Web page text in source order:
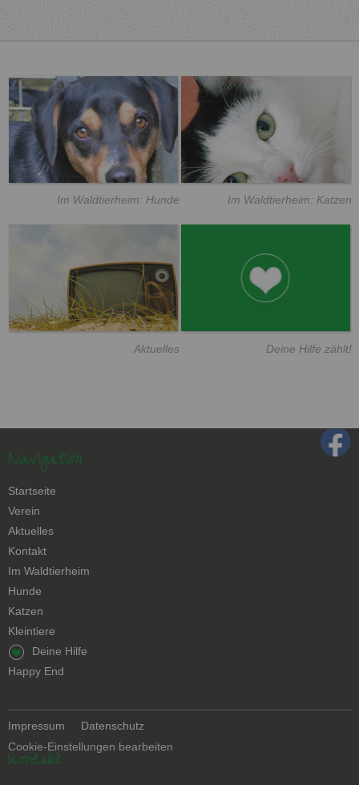
Im Waldtierheim: Hunde Im Waldtierheim: Katzen
Aktuelles Deine Hilfe zählt!
Navigation
Navigation
überspringen
Startseite
Verein
Aktuelles
Kontakt
Navigation
überspringen
Im Waldtierheim
Hunde
Katzen
Kleintiere
Navigation
überspringen
Deine Hilfe
Happy End
Navigation
überspringen
Impressum
Datenschutz
Cookie-Einstellungen bearbeiten
Kontakt